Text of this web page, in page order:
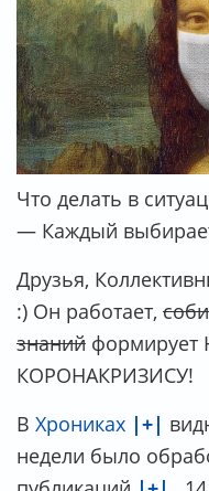
Что делать в
— Каждый
Друзья,
:) Он работает,
знаний
КОРОНАКРИЗИСУ!
В Хрониках |+|
недели было